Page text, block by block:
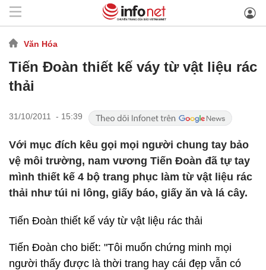
Văn Hóa
Tiến Đoàn thiết kế váy từ vật liệu rác
thải
31/10/2011 - 15:39
Với mục đích kêu gọi mọi người chung tay bảo
vệ môi trường, nam vương Tiến Đoàn đã tự tay
mình thiết kế 4 bộ trang phục làm từ vật liệu rác
thải như túi ni lông, giấy báo, giấy ăn và lá cây.
Tiến Đoàn thiết kế váy từ vật liệu rác thải
Tiến Đoàn cho biết: "Tôi muốn chứng minh mọi
người thấy được là thời trang hay cái đẹp vẫn có